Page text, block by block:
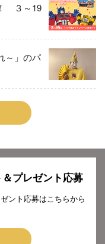
３～19
～」のパ
プレゼント応募
ント応募はこちらから